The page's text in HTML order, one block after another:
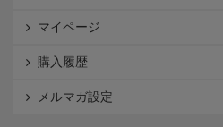
マイページ
購入履歴
メルマガ設定